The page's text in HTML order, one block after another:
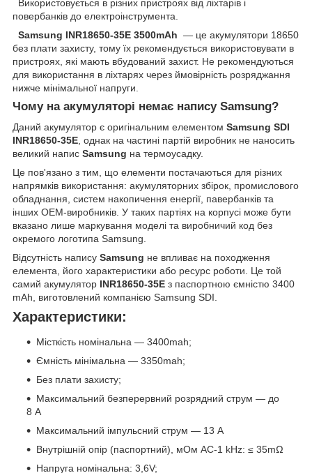
Використовується в різних пристроях від ліхтарів і
повербанків до електроінструмента.
Samsung INR18650-35E 3500mAh — це акумулятори 18650
без плати захисту, тому їх рекомендується використовувати в
пристроях, які мають вбудований захист. Не рекомендуються
для використання в ліхтарях через ймовірність розряджання
нижче мінімальної напруги.
Чому на акумуляторі немає напису Samsung?
Даний акумулятор є оригінальним елементом Samsung SDI
INR18650-35E, однак на частині партій виробник не наносить
великий напис Samsung на термоусадку.
Це пов'язано з тим, що елементи постачаються для різних
напрямків використання: акумуляторних збірок, промислового
обладнання, систем накопичення енергії, павербанків та
інших OEM-виробників. У таких партіях на корпусі може бути
вказано лише маркування моделі та виробничий код без
окремого логотипа Samsung.
Відсутність напису Samsung не впливає на походження
елемента, його характеристики або ресурс роботи. Це той
самий акумулятор INR18650-35E з паспортною ємністю 3400
mAh, виготовлений компанією Samsung SDI.
Характеристики:
Місткість номінальна — 3400mah;
Ємність мінімальна — 3350mah;
Без плати захисту;
Максимальний безперервний розрядний струм — до
8 А
Максимальний імпульсний струм — 13 А
Внутрішній опір (паспортний), мОм AC-1 kHz: ≤ 35mΩ
Напруга номінальна: 3,6V;